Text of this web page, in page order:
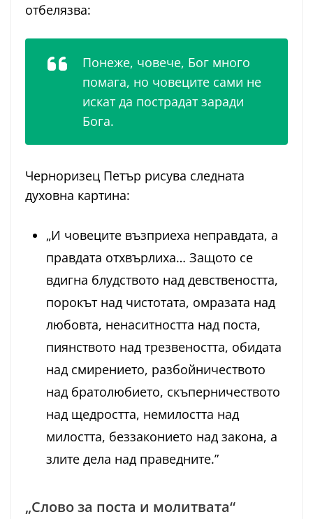
отбелязва:
Понеже, човече, Бог много
помага, но човеците сами не
искат да пострадат заради
Бога.
Черноризец Петър рисува следната
духовна картина:
„И човеците възприеха неправдата, а
правдата отхвърлиха… Защото се
вдигна блудството над девствеността,
порокът над чистотата, омразата над
любовта, ненаситността над поста,
пиянството над трезвеността, обидата
над смирението, разбойничеството
над братолюбието, скъперничеството
над щедростта, немилостта над
милостта, беззаконието над закона, а
злите дела над праведните.”
„Слово за поста и молитвата“